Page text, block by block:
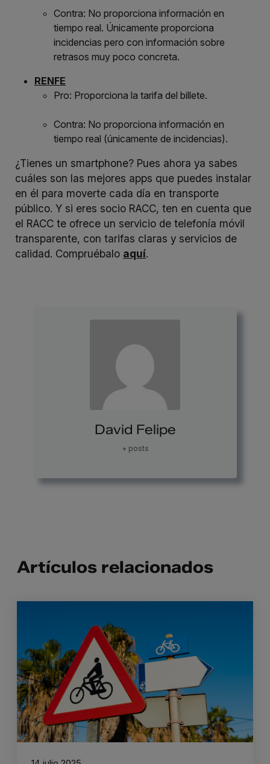
Contra: No proporciona información en
tiempo real. Únicamente proporciona
incidencias pero con información sobre
retrasos muy poco concreta.
RENFE
Pro: Proporciona la tarifa del billete.
Contra: No proporciona información en
tiempo real (únicamente de incidencias).
¿Tienes un smartphone? Pues ahora ya sabes
cuáles son las mejores apps que puedes instalar
en él para moverte cada día en transporte
público. Y si eres socio RACC, ten en cuenta que
el RACC te ofrece un servicio de telefonía móvil
transparente, con tarifas claras y servicios de
calidad. Compruébalo aquí.
David Felipe
+ posts
Artículos relacionados